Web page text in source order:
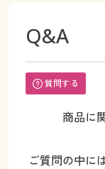
Q&A
質問する
商品に
ご質問の中に